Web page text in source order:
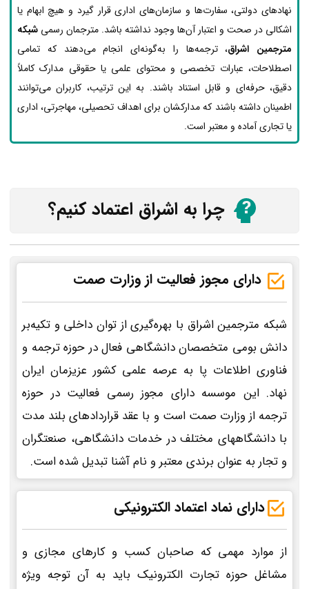
نهادهای دولتی، سفارت‌ها و سازمان‌های اداری قرار گیرد و هیچ ابهام یا
اشکالی در صحت و اعتبار آن‌ها وجود نداشته باشد. مترجمان رسمی شبکه
مترجمین اشراق، ترجمه‌ها را به‌گونه‌ای انجام می‌دهند که تمامی
اصطلاحات، عبارات تخصصی و محتوای علمی یا حقوقی مدارک کاملاً
دقیق، حرفه‌ای و قابل استناد باشند. به این ترتیب، کاربران می‌توانند
اطمینان داشته باشند که مدارکشان برای اهداف تحصیلی، مهاجرتی، اداری
یا تجاری آماده و معتبر است.
چرا به اشراق اعتماد کنیم؟
دارای مجوز فعالیت از وزارت صمت
شبکه مترجمین اشراق با بهره‌گیری از توان داخلی و تکیه‌بر
دانش بومی متخصصان دانشگاهی فعال در حوزه ترجمه و
فناوری اطلاعات پا به عرصه علمی کشور عزیزمان ایران
نهاد. این موسسه دارای مجوز رسمی فعالیت در حوزه
ترجمه از وزارت صمت است و با عقد قراردادهای بلند مدت
با دانشگاههای مختلف در خدمات دانشگاهی، صنعتگران
و تجار به عنوان برندی معتبر و نام آشنا تبدیل شده است.
دارای نماد اعتماد الکترونیکی
از موارد مهمی که صاحبان کسب و کارهای مجازی و
مشاغل حوزه تجارت الکترونیک باید به آن توجه ویژه